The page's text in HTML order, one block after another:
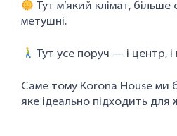
Тут м’який клімат,
метушні.
Тут усе поруч — і центр, і
Саме тому Korona House ми
яке ідеально підходить для